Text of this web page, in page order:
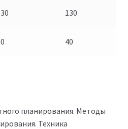
130
40
планирования. Методы
Техника